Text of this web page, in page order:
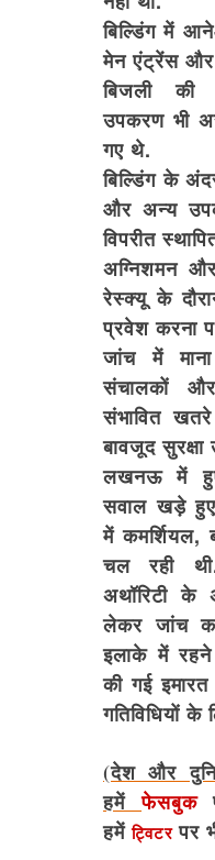
बिल्डिंग में
मेन एंट्रेंस और
बिजली की
उपकरण भी
गए थे.
बिल्डिंग के
और अन्य
विपरीत
अग्निशमन
रेस्क्यू के
प्रवेश करना
जांच में
संचालकों
संभावित
बावजूद सुरक्षा
लखनऊ में
सवाल खड़े हुए
में कमर्शियल,
चल रही
अथॉरिटी के
लेकर जांच
इलाके में
की गई
गतिविधियों
(देश और
हमेंफेसबुक
हमेंट्विटर पर